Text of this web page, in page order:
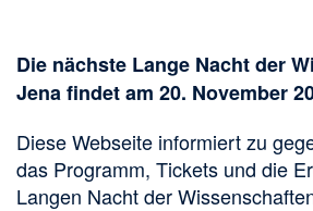
Die nächste Lange Nacht der
Jena findet am 20. November
Diese Webseite informiert zu
das Programm, Tickets und die
Langen Nacht der